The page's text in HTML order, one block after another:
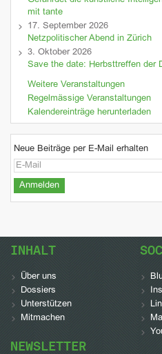
mit tante
17. September 2026
Netzpolitischer Abend in Zürich
3. Oktober 2026
Save the date: Herbsttreffen der
Weitere Veranstaltungen
Regelmässige Veranstaltungen
Kalendereinträge herunterladen
Neue Beiträge per E-Mail erhalten
INHALT
Über uns
Dossiers
Unterstützen
Mitmachen
NEWSLETTER